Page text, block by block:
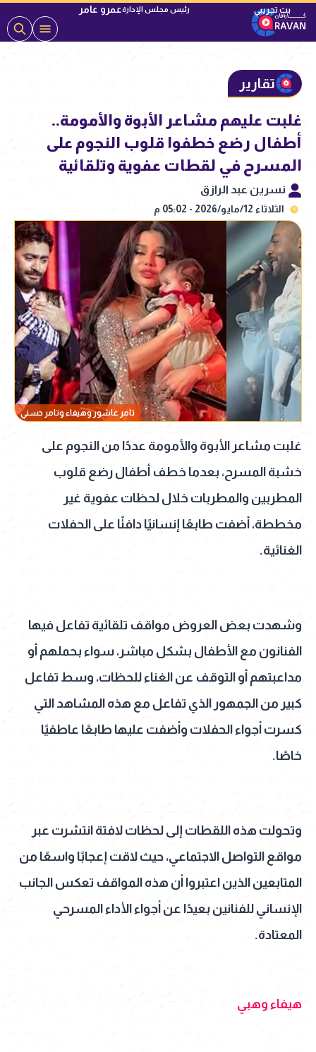
رئيس مجلس الإدارةعمرو عامر
تقارير
غلبت عليهم مشاعر الأبوة والأمومة..
أطفال رضع خطفوا قلوب النجوم على
المسرح في لقطات عفوية وتلقائية
نسرين عبد الرازق
الثلاثاء 12/مايو/2026 - 05:02 م
تامر عاشور وهيفاء وتامر حسني
غلبت مشاعر الأبوة والأمومة عددًا من النجوم على
خشبة المسرح، بعدما خطف أطفال رضع قلوب
المطربين والمطربات خلال لحظات عفوية غير
مخططة، أضفت طابعًا إنسانيًا دافئًا على الحفلات
الغنائية.
وشهدت بعض العروض مواقف تلقائية تفاعل فيها
الفنانون مع الأطفال بشكل مباشر، سواء بحملهم أو
مداعبتهم أو التوقف عن الغناء للحظات، وسط تفاعل
كبير من الجمهور الذي تفاعل مع هذه المشاهد التي
كسرت أجواء الحفلات وأضفت عليها طابعًا عاطفيًا
خاصًا.
وتحولت هذه اللقطات إلى لحظات لافتة انتشرت عبر
مواقع التواصل الاجتماعي، حيث لاقت إعجابًا واسعًا من
المتابعين الذين اعتبروا أن هذه المواقف تعكس الجانب
الإنساني للفنانين بعيدًا عن أجواء الأداء المسرحي
المعتادة.
هيفاء وهبي